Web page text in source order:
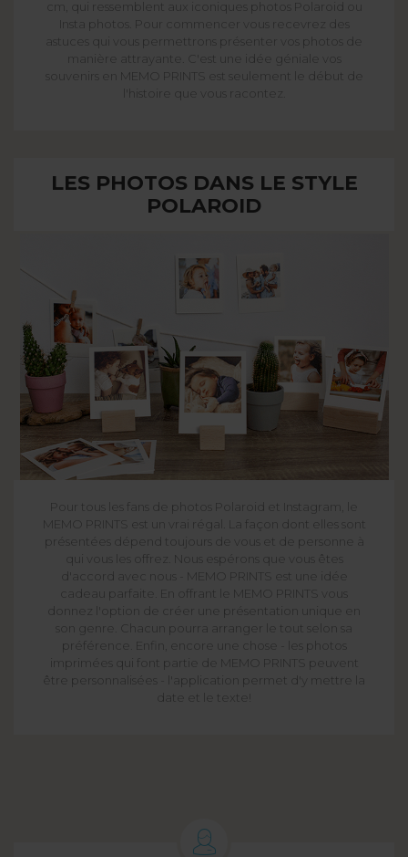
cm, qui ressemblent aux iconiques photos Polaroid ou
Insta photos. Pour commencer vous recevrez des
astuces qui vous permettrons présenter vos photos de
manière attrayante. C'est une idée géniale vos
souvenirs en MEMO PRINTS est seulement le début de
l'histoire que vous racontez.
LES PHOTOS DANS LE STYLE
POLAROID
Pour tous les fans de photos Polaroid et Instagram, le
MEMO PRINTS est un vrai régal. La façon dont elles sont
présentées dépend toujours de vous et de personne à
qui vous les offrez. Nous espérons que vous êtes
d'accord avec nous - MEMO PRINTS est une idée
cadeau parfaite. En offrant le MEMO PRINTS vous
donnez l'option de créer une présentation unique en
son genre. Chacun pourra arranger le tout selon sa
préférence. Enfin, encore une chose - les photos
imprimées qui font partie de MEMO PRINTS peuvent
être personnalisées - l'application permet d'y mettre la
date et le texte!